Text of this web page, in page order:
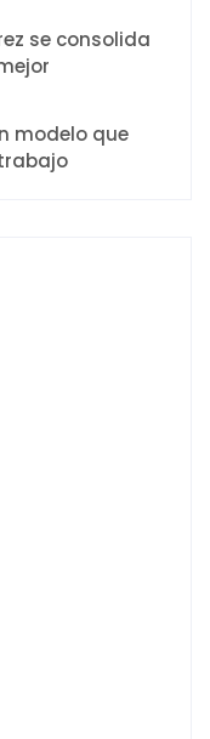
se consolida
modelo que